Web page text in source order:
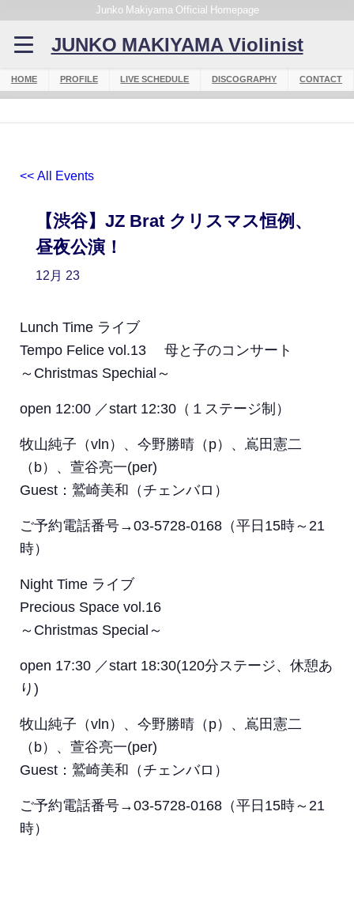
Junko Makiyama Official Homepage
JUNKO MAKIYAMA Violinist
HOME PROFILE LIVE SCHEDULE DISCOGRAPHY CONTACT
<< All Events
【渋谷】JZ Brat クリスマス恒例、
昼夜公演！
12月 23
Lunch Time ライブ
Tempo Felice vol.13 母と子のコンサート
～Christmas Spechial～
open 12:00 ／start 12:30（１ステージ制）
牧山純子（vln）、今野勝晴（p）、嶌田憲二
（b）、萱谷亮一(per)
Guest：鷲崎美和（チェンバロ）
ご予約電話番号→03-5728-0168（平日15時～21
時）
Night Time ライブ
Precious Space vol.16
～Christmas Special～
open 17:30 ／start 18:30(120分ステージ、休憩あ
り)
牧山純子（vln）、今野勝晴（p）、嶌田憲二
（b）、萱谷亮一(per)
Guest：鷲崎美和（チェンバロ）
ご予約電話番号→03-5728-0168（平日15時～21
時）